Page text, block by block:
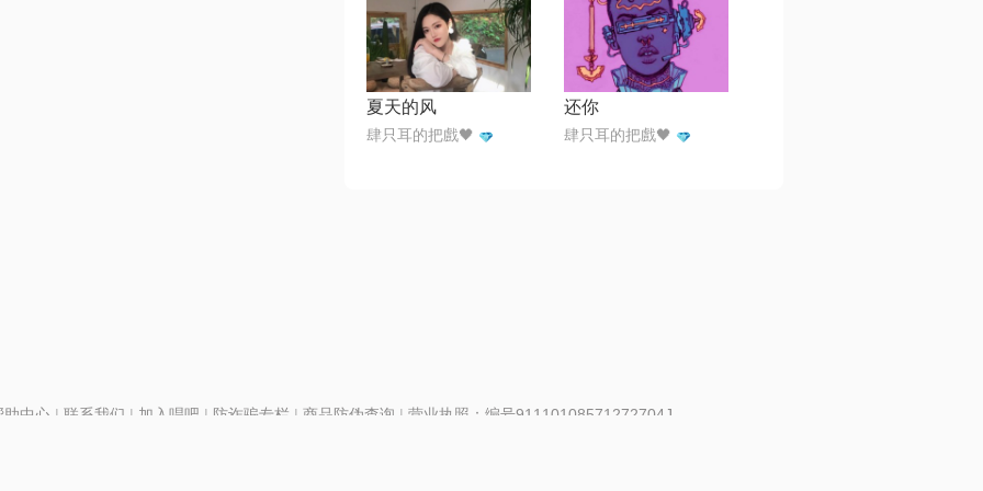
夏天的风
肆只耳的把戲🖤
还你
肆只耳的把戲🖤
助中心 | 联系我们 | 加入唱吧 | 防诈骗专栏 | 商品防伪查询 | 营业执照：编号91110108571272704J